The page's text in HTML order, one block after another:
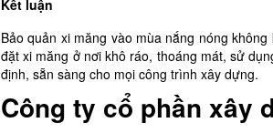
Kết luận
Bảo quản xi măng vào mùa nắng nóng
đặt xi măng ở nơi khô ráo, thoáng mát, sử
định, sẵn sàng cho mọi công trình xây dựng.
Công ty cổ phần xây